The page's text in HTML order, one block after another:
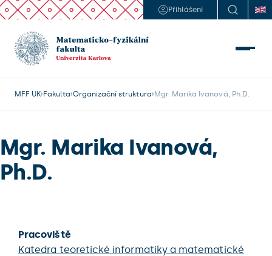
Přihlášení
MFF UK Fakulta Organizační struktura Mgr. Marika Ivanová, Ph.D.
Mgr. Marika Ivanová,
Ph.D.
Pracoviště
Katedra teoretické informatiky a matematické